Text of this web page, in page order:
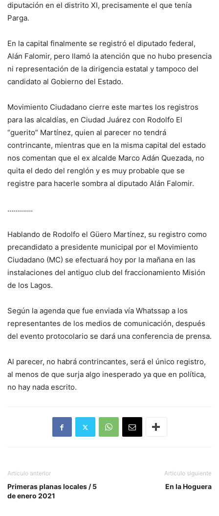
diputación en el distrito XI, precisamente el que tenía
Parga.
En la capital finalmente se registró el diputado federal,
Alán Falomir, pero llamó la atención que no hubo presencia
ni representación de la dirigencia estatal y tampoco del
candidato al Gobierno del Estado.
Movimiento Ciudadano cierre este martes los registros
para las alcaldías, en Ciudad Juárez con Rodolfo El
“guerito” Martínez, quien al parecer no tendrá
contrincante, mientras que en la misma capital del estado
nos comentan que el ex alcalde Marco Adán Quezada, no
quita el dedo del renglón y es muy probable que se
registre para hacerle sombra al diputado Alán Falomir.
………….
Hablando de Rodolfo el Güero Martínez, su registro como
precandidato a presidente municipal por el Movimiento
Ciudadano (MC) se efectuará hoy por la mañana en las
instalaciones del antiguo club del fraccionamiento Misión
de los Lagos.
Según la agenda que fue enviada vía Whatssap a los
representantes de los medios de comunicación, después
del evento protocolario se dará una conferencia de prensa.
Al parecer, no habrá contrincantes, será el único registro,
al menos de que surja algo inesperado ya que en política,
no hay nada escrito.
Artículo anterior
Primeras planas locales / 5
de enero 2021
Artículo siguiente
En la Hoguera